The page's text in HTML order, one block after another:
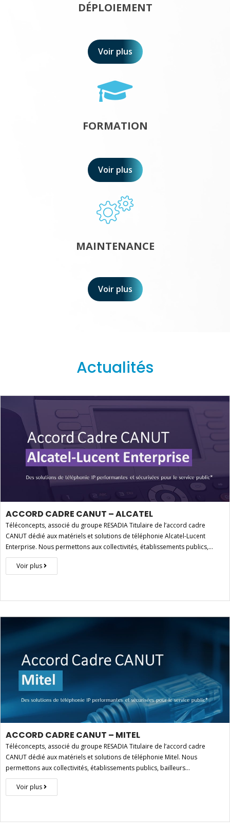
DÉPLOIEMENT
Voir plus
FORMATION
Voir plus
MAINTENANCE
Voir plus
Actualités
ACCORD CADRE CANUT – ALCATEL
Téléconcepts, associé du groupe RESADIA Titulaire de l’accord cadre
CANUT dédié aux matériels et solutions de téléphonie Alcatel-Lucent
Enterprise. Nous permettons aux collectivités, établissements publics,…
Voir plus
ACCORD CADRE CANUT – MITEL
Téléconcepts, associé du groupe RESADIA Titulaire de l’accord cadre
CANUT dédié aux matériels et solutions de téléphonie Mitel. Nous
permettons aux collectivités, établissements publics, bailleurs…
Voir plus